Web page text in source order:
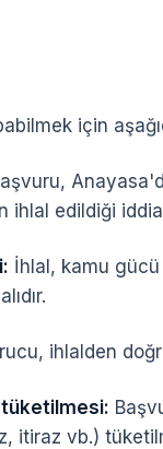
için
edildiği
İhlal, kamu
ihlalden
tüketilmesi:
itiraz vb.)